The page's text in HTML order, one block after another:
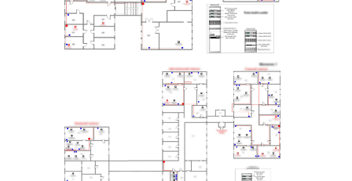
Проект локальной сети (2
Проект локальной сети (2 этаж) - Рабочие станции, Сервера, управляемые коммутаторы. IP-телефония.